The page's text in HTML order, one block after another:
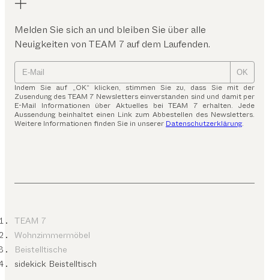
Melden Sie sich an und bleiben Sie über alle
Neuigkeiten von TEAM 7 auf dem Laufenden.
OK
Indem Sie auf „OK“ klicken, stimmen Sie zu, dass Sie mit der
Zusendung des TEAM 7 Newsletters einverstanden sind und damit per
E-Mail Informationen über Aktuelles bei TEAM 7 erhalten. Jede
Aussendung beinhaltet einen Link zum Abbestellen des Newsletters.
Weitere Informationen finden Sie in unserer Datenschutzerklärung.
TEAM 7
Wohnzimmermöbel
Beistelltische
sidekick Beistelltisch